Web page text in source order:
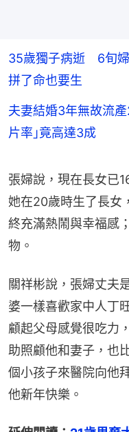
35歲獨子病逝 6旬婦
拼了命也要生
夫妻結婚3年無故流
片率｣竟高達3成
張婦說，現在長女已
她在20歲時生了長女
終充滿熱鬧與幸福感
物。
關祥彬說，張婦丈夫
婆一樣喜歡家中人丁
顧起父母感覺很吃力
助照顧他和妻子，也
個小孩子來醫院向他
他新年快樂。